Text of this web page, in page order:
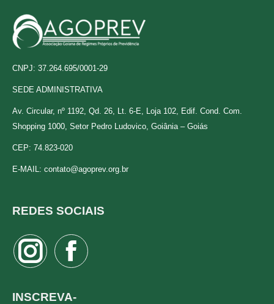
CNPJ: 37.264.695/0001-29
SEDE ADMINISTRATIVA
Av. Circular, nº 1192, Qd. 26, Lt. 6-E, Loja 102, Edif. Cond. Com.
Shopping 1000, Setor Pedro Ludovico, Goiânia – Goiás
CEP: 74.823-020
E-MAIL: contato@agoprev.org.br
REDES SOCIAIS
Instagram
Facebook
INSCREVA-